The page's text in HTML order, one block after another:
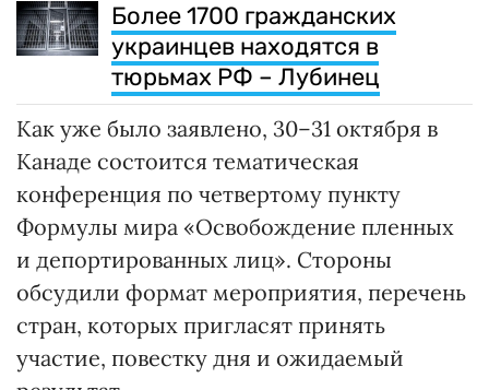
Более 1700 гражданских
украинцев находятся в
тюрьмах РФ – Лубинец
Как уже было заявлено, 30–31 октября в
Канаде состоится тематическая
конференция по четвертому пункту
Формулы мира «Освобождение пленных
и депортированных лиц». Стороны
обсудили формат мероприятия, перечень
стран, которых пригласят принять
участие, повестку дня и ожидаемый